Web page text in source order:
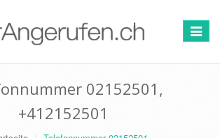
Toggle
02152501,
+412152501